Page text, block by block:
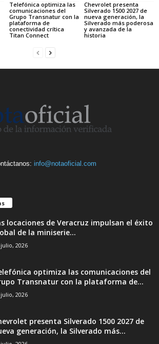
Telefónica optimiza las
comunicaciones del
Grupo Transnatur con la
plataforma de
conectividad crítica
Titan Connect
Chevrolet presenta
Silverado 1500 2027 de
nueva generación, la
Silverado más poderosa
y avanzada de la
historia
info@notaoficial.com
locaciones de Veracruz impulsan el éxito
de la miniserie...
2026
optimiza las comunicaciones del
Transnatur con la plataforma de...
2026
presenta Silverado 1500 2027 de
generación, la Silverado más...